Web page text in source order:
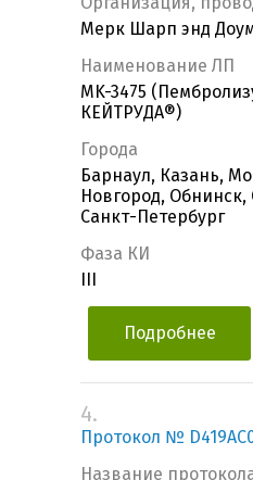
Мерк Шарп энд
Наименование ЛП
MK-3475
КЕЙТРУДА®)
Города
Барнаул, Казань,
Новгород, Обнинск,
Санкт-Петербург
Фаза КИ
Подробнее
4.
Протокол №
Название